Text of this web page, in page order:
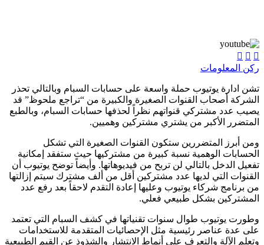
  
ركن المعلومات
تشن ادارة يوتيوب حملة واسعة على حسابات السبام وبالتالي تحذر
الشركة أصحاب القنوات الصغيرة والكبيرة من “تراجع ملحوظ” قد
يصيب عدد مشتركي قنواتهم نظراً لحذفها حسابات السبام، وبالطبع
المتضرر الأكبر من يشتري مشتركين وهميين.
ومن أبرز المتضررين ستكون القنوات الصغيرة التي تشكل
الحسابات الوهمية نسبة كبيرة من مشتركيها حيث ستفقد إمكانية
تفعيل الدخل بالتالي لن تربح من فيديوهاتها. وأيضاً توضح يوتيوب أن
القنوات التي لديها عدد مشتركين أقل من ألف مشترك سيتم إزالتها
من برنامج شركاء يوتيوب وعليها إعادة التقدم لاحقاً بعد رفع عدد
المشتركين بشكل طبيعي فعلي.
وطورت يوتيوب طوال سنوات تقنياتها في كشف السبام التي تعتمد
على عدة عناصر رئيسية مثل الإحصائيات المتقدمة للاستخدامات
وتعلم الآلة والتعرف على أنماط الانتشار والشذوذ عن القيم الطبيعية